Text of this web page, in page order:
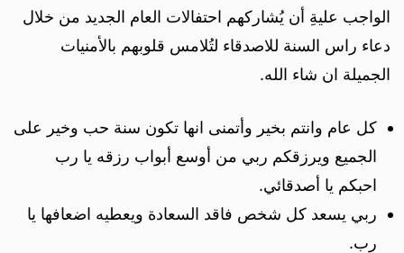
الواجب عليةِ أن يُشاركهم احتفالات العام الجديد من خلال
دعاء راس السنة للاصدقاء لتُلامس قلوبهم بالأمنيات
الجميلة ان شاء الله.
كل عام وانتم بخير وأتمنى انها تكون سنة حب وخير على
الجميع ويرزقكم ربي من أوسع أبواب رزقه يا رب
احبكم يا أصدقائي.
ربي يسعد كل شخص فاقد السعادة ويعطيه اضعافها يا
رب.